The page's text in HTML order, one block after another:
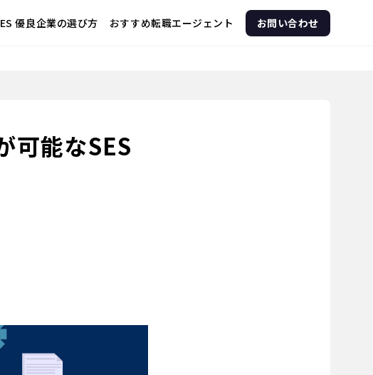
優良企業の選び方 おすすめ転職エージェント お問い合わせ
可能なSES